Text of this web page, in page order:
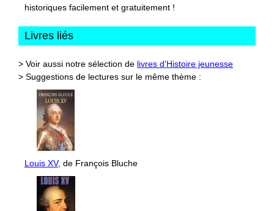
historiques facilement et gratuitement !
Livres liés
> Voir aussi notre sélection de livres d'Histoire jeunesse
> Suggestions de lectures sur le même thème :
Louis XV, de François Bluche